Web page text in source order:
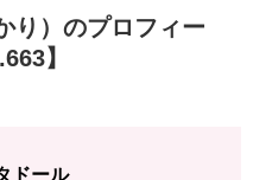
り）のプロフィー
】
ドール